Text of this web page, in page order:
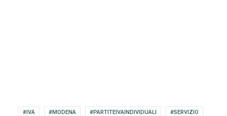
#IVA #MODENA #PARTITEIVAINDIVIDUALI #SERVIZIO